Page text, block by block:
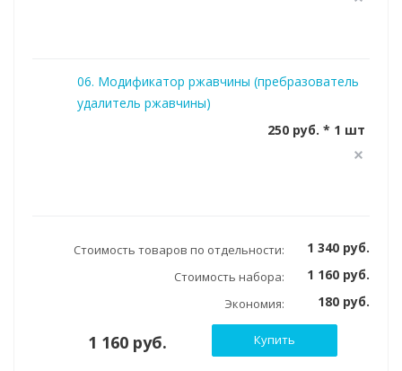
06. Модификатор ржавчины (пребразователь
удалитель ржавчины)
250 руб. * 1 шт
Стоимость товаров по отдельности: 1 340 руб.
Стоимость набора: 1 160 руб.
Экономия: 180 руб.
1 160 руб. Купить